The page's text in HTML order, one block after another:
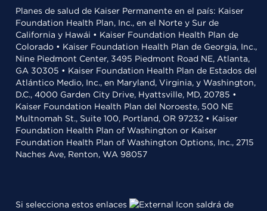
Planes de salud de Kaiser Permanente en el país: Kaiser
Foundation Health Plan, Inc., en el Norte y Sur de
California y Hawái • Kaiser Foundation Health Plan de
Colorado • Kaiser Foundation Health Plan de Georgia, Inc.,
Nine Piedmont Center, 3495 Piedmont Road NE, Atlanta,
GA 30305 • Kaiser Foundation Health Plan de Estados del
Atlántico Medio, Inc., en Maryland, Virginia, y Washington,
D.C., 4000 Garden City Drive, Hyattsville, MD, 20785 •
Kaiser Foundation Health Plan del Noroeste, 500 NE
Multnomah St., Suite 100, Portland, OR 97232 • Kaiser
Foundation Health Plan of Washington or Kaiser
Foundation Health Plan of Washington Options, Inc., 2715
Naches Ave, Renton, WA 98057
Si selecciona estos enlaces saldrá de